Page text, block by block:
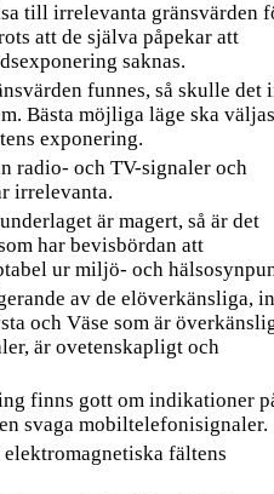
till irrelevanta gränsvärden
att de själva påpekar att
saknas.
funnes, så skulle det
Bästa möjliga läge ska
exponering.
radio- och TV-signaler och
irrelevanta.
är magert, så är det
har bevisbördan att
ur miljö- och
av de elöverkänsliga,
och Väse som är
är ovetenskapligt och
finns gott om indikationer
svaga mobiltelefonisignaler.
fältens